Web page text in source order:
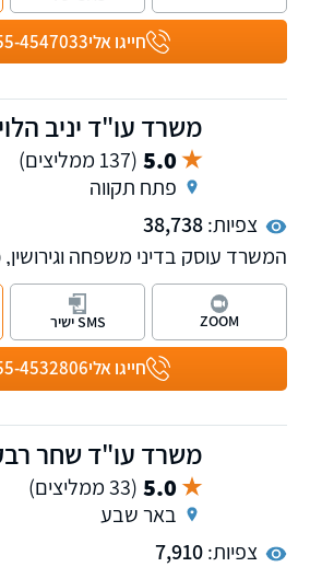
שירות אישי ומקצועי, עם ליווי
מהייעוץ הראשוני ועד להשגת
ביותר.
חייגו אלי4547033
משרד עו"ד יניב הלוי
5.0 (137 ממליצים)
פתח תקווה
צפיות:38,738
המשרד עוסק בדיני משפחה וגירושין,
בחדלות פירעון-פשיטת רגל. המשרד
משפטיים בתחום המשפחה והמשמורת
חייגו אלי4532806
ZOOM SMS ישיר
משרד עו"ד שחר
5.0 (33 ממליצים)
באר שבע
צפיות:7,910